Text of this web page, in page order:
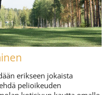
erikseen jokaista
pelioikeuden